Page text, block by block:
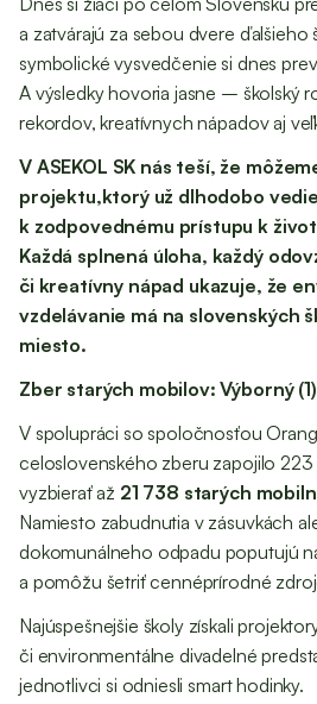
a zatvárajú za sebou dvere ďalšieho
symbolické vysvedčenie si dnes
A výsledky hovoria jasne – školský
rekordov, kreatívnych nápadov aj
V ASEKOL SK nás teší, že
projektu,ktorý už dlhodobo
k zodpovednému prístupu k
Každá splnená úloha, každý
či kreatívny nápad ukazuje, že
vzdelávanie má na slovenských
miesto.
Zber starých mobilov: Výborný (1)
V spolupráci so spoločnosťou
celoslovenského zberu zapojilo 223
vyzbierať až 21 738 starých
Namiesto zabudnutia v zásuvkách
dokomunálneho odpadu poputujú
a pomôžu šetriť cennéprírodné
Najúspešnejšie školy získali
či environmentálne divadelné
jednotlivci si odniesli smart hodinky.